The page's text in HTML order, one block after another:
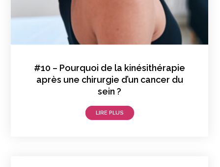
#10 – Pourquoi de la kinésithérapie
après une chirurgie d’un cancer du
sein ?
LIRE PLUS